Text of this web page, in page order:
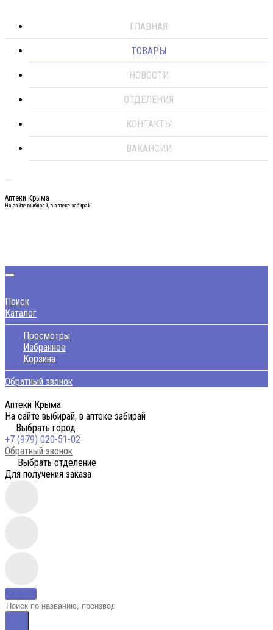
ГЛАВНАЯ
ТОВАРЫ
НОВОСТИ
ОТДЕЛЕНИЯ
КОНТАКТЫ
ВАКАНСИИ
Аптеки Крыма
На сайте выбирай, в аптеке забирай
Поиск
Каталог
Просмотры
Избранное
Корзина
Обратный звонок
Аптеки Крыма
На сайте выбирай, в аптеке забирай
Выбрать город
+7 (979) 020-51-02
Обратный звонок
Выбрать отделение
Для получения заказа